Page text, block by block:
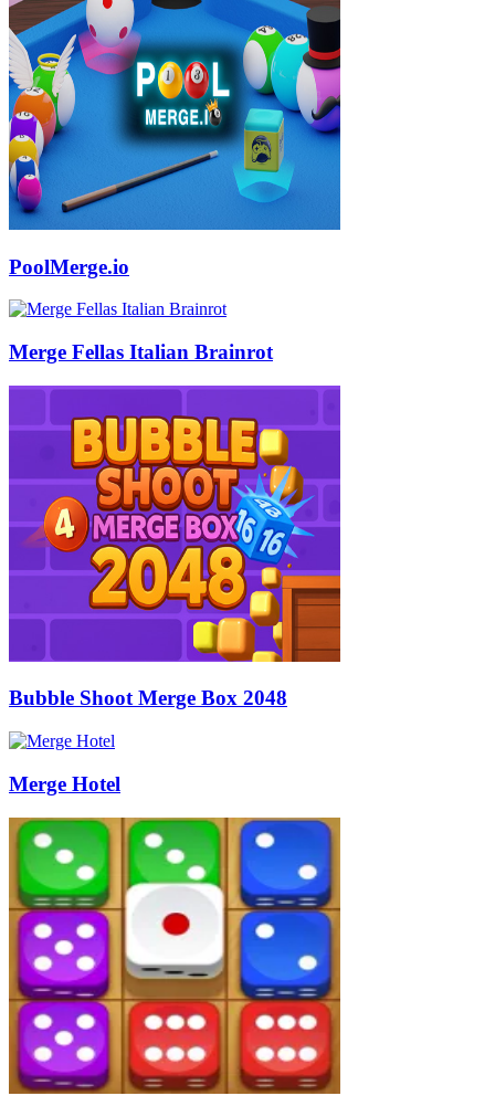
PoolMerge.io
Merge Fellas Italian Brainrot
Bubble Shoot Merge Box 2048
Merge Hotel